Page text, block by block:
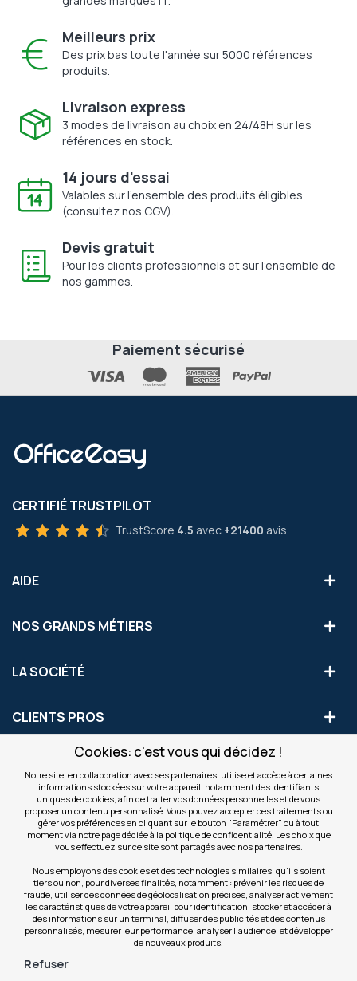
Cookies: c'est vous qui décidez !
Notre site, en collaboration avec ses partenaires, utilise et accède à certaines
informations stockées sur votre appareil, notamment des identifiants
uniques de cookies, afin de traiter vos données personnelles et de vous
proposer un contenu personnalisé. Vous pouvez accepter ces traitements ou
gérer vos préférences en cliquant sur le bouton "Paramétrer" ou à tout
moment via notre page dédiée à la politique de confidentialité. Les choix que
vous effectuez sur ce site sont partagés avec nos partenaires.
Nous employons des cookies et des technologies similaires, qu’ils soient
tiers ou non, pour diverses finalités, notamment : prévenir les risques de
fraude, utiliser des données de géolocalisation précises, analyser activement
les caractéristiques de votre appareil pour identification, stocker et accéder à
des informations sur un terminal, diffuser des publicités et des contenus
personnalisés, mesurer leur performance, analyser l’audience, et développer
de nouveaux produits.
Refuser
Meilleurs prix
Des prix bas toute l'année sur 5000 références
produits.
Livraison express
3 modes de livraison au choix en 24/48H sur les
références en stock.
14 jours d'essai
Valables sur l'ensemble des produits éligibles
(consultez nos CGV).
Devis gratuit
Pour les clients professionnels et sur l'ensemble de
nos gammes.
Paiement sécurisé
CERTIFIÉ TRUSTPILOT
TrustScore 4.5 avec +21400 avis
AIDE
NOS GRANDS MÉTIERS
LA SOCIÉTÉ
CLIENTS PROS
S'INSCRIRE AUX OFFRES COMMERCIALES
Inscription
notre
newsletter
Valider
NOS SITES